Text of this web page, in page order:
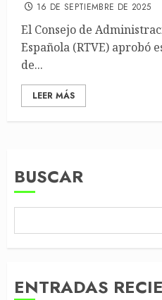
16 DE SEPTIEMBRE DE 2025
El Consejo de
Española (RTVE) aprobó
de...
LEER MÁS
BUSCAR
ENTRADAS